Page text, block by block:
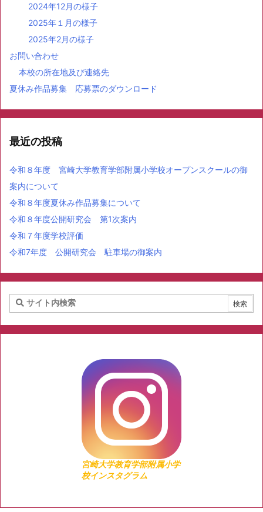
2024年12月の様子
2025年１月の様子
2025年2月の様子
お問い合わせ
本校の所在地及び連絡先
夏休み作品募集 応募票のダウンロード
最近の投稿
令和８年度 宮崎大学教育学部附属小学校オープンスクールの御
案内について
令和８年度夏休み作品募集について
令和８年度公開研究会 第1次案内
令和７年度学校評価
令和7年度 公開研究会 駐車場の御案内
宮崎大学教育学部附属小学
校インスタグラム